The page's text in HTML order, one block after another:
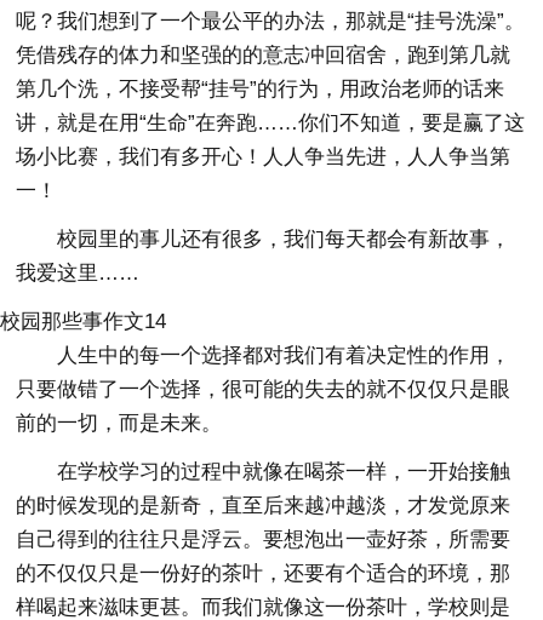
呢？我们想到了一个最公平的办法，那就是“挂号洗澡”。
凭借残存的体力和坚强的的意志冲回宿舍，跑到第几就
第几个洗，不接受帮“挂号”的行为，用政治老师的话来
讲，就是在用“生命”在奔跑……你们不知道，要是赢了这
场小比赛，我们有多开心！人人争当先进，人人争当第
一！
校园里的事儿还有很多，我们每天都会有新故事，
我爱这里……
校园那些事作文14
人生中的每一个选择都对我们有着决定性的作用，
只要做错了一个选择，很可能的失去的就不仅仅只是眼
前的一切，而是未来。
在学校学习的过程中就像在喝茶一样，一开始接触
的时候发现的是新奇，直至后来越冲越淡，才发觉原来
自己得到的往往只是浮云。要想泡出一壶好茶，所需要
的不仅仅只是一份好的茶叶，还要有个适合的环境，那
样喝起来滋味更甚。而我们就像这一份茶叶，学校则是